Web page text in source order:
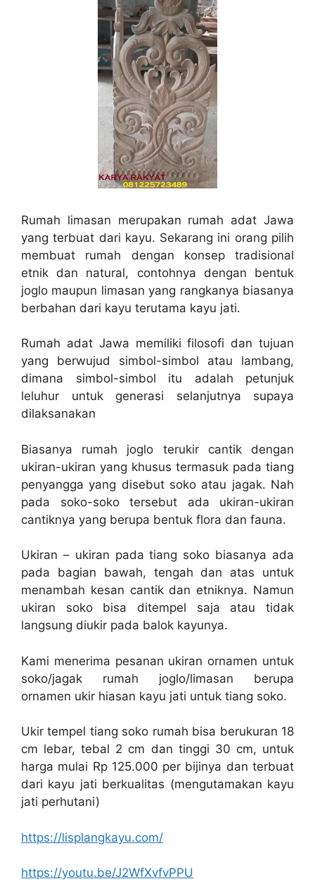
Rumah limasan merupakan rumah adat Jawa
yang terbuat dari kayu. Sekarang ini orang pilih
membuat rumah dengan konsep tradisional
etnik dan natural, contohnya dengan bentuk
joglo maupun limasan yang rangkanya biasanya
berbahan dari kayu terutama kayu jati.
Rumah adat Jawa memiliki filosofi dan tujuan
yang berwujud simbol-simbol atau lambang,
dimana simbol-simbol itu adalah petunjuk
leluhur untuk generasi selanjutnya supaya
dilaksanakan
Biasanya rumah joglo terukir cantik dengan
ukiran-ukiran yang khusus termasuk pada tiang
penyangga yang disebut soko atau jagak. Nah
pada soko-soko tersebut ada ukiran-ukiran
cantiknya yang berupa bentuk flora dan fauna.
Ukiran – ukiran pada tiang soko biasanya ada
pada bagian bawah, tengah dan atas untuk
menambah kesan cantik dan etniknya. Namun
ukiran soko bisa ditempel saja atau tidak
langsung diukir pada balok kayunya.
Kami menerima pesanan ukiran ornamen untuk
soko/jagak rumah joglo/limasan berupa
ornamen ukir hiasan kayu jati untuk tiang soko.
Ukir tempel tiang soko rumah bisa berukuran 18
cm lebar, tebal 2 cm dan tinggi 30 cm, untuk
harga mulai Rp 125.000 per bijinya dan terbuat
dari kayu jati berkualitas (mengutamakan kayu
jati perhutani)
https://lisplangkayu.com/
https://youtu.be/J2WfXvfvPPU